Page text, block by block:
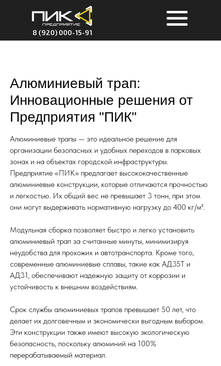
8 (920) 000-15-91
Алюминиевый трап:
Инновационные решения от
Предприятия "ПИК"
Алюминиевые трапы — это идеальное решение для
организации безопасных и удобных переходов в парковых
зонах и на объектах городской инфраструктуры.
Предприятие «ПИК» предлагает высококачественные
алюминиевые конструкции, которые отличаются прочностью
и легкостью. Их общий вес не превышает 3 тонн, при этом
они могут выдерживать нормативную нагрузку до 400 кг/м².
Модульная сборка позволяет быстро и легко установить
алюминиевый трап за считанные минуты, минимизируя
неудобства для прохожих и автотранспорта. Кроме того,
современные алюминиевые сплавы, такие как АД35Т и
АД31, обеспечивают надежную защиту от коррозии и
устойчивость к внешним воздействиям.
Срок службы алюминиевых трапов превышает 50 лет, что
делает их долговечным и экономически выгодным выбором.
Эти конструкции также имеют высокую экологическую
безопасность, поскольку алюминий на 100%
перерабатываемый материал.